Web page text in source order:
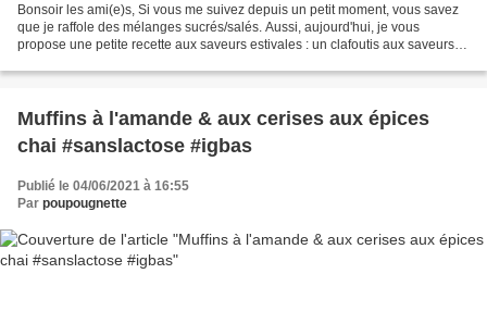
Bonsoir les ami(e)s, Si vous me suivez depuis un petit moment, vous savez
que je raffole des mélanges sucrés/salés. Aussi, aujourd'hui, je vous
propose une petite recette aux saveurs estivales : un clafoutis aux saveurs
Muffins à l'amande & aux cerises aux épices
chai #sanslactose #igbas
Publié le 04/06/2021 à 16:55
Par poupougnette